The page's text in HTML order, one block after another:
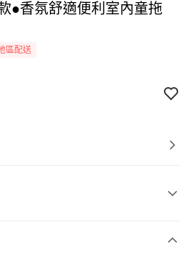
●香氛舒適便利室內童拖
區配送